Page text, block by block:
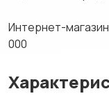
Интернет-
000